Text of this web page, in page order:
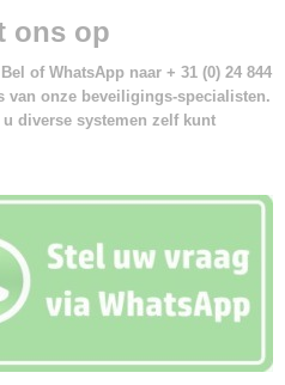
ons op
of WhatsApp naar + 31 (0) 24 844
van onze beveiligings-specialisten.
diverse systemen zelf kunt